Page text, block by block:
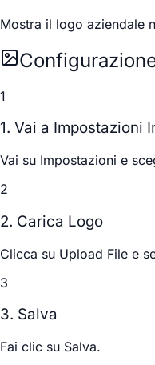
Mostra il logo aziendale
1
1. Vai a Impostazioni
Vai su Impostazioni e
2
2. Carica Logo
Clicca su Upload File e
3
3. Salva
Fai clic su Salva.